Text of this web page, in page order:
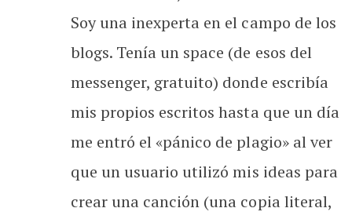
Soy una inexperta en el campo de los
blogs. Tenía un space (de esos del
messenger, gratuito) donde escribía
mis propios escritos hasta que un día
me entró el «pánico de plagio» al ver
que un usuario utilizó mis ideas para
crear una canción (una copia literal,